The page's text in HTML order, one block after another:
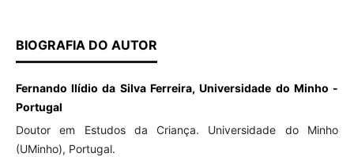
BIOGRAFIA DO AUTOR
Fernando Ilídio da Silva Ferreira, Universidade do Minho -
Portugal
Doutor em Estudos da Criança. Universidade do Minho
(UMinho), Portugal.